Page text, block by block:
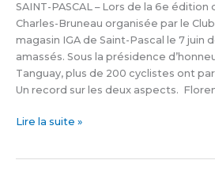
SAINT-PASCAL – Lors de la 6e édition
Charles-Bruneau organisée par le
magasin IGA de Saint-Pascal le 7 juin
amassés. Sous la présidence
Tanguay, plus de 200 cyclistes ont
Un record sur les deux aspects.
tour
IGA
Charles-
Bruneau
Lire la suite »